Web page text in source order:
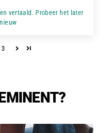
vertaald. Probeer het later
3